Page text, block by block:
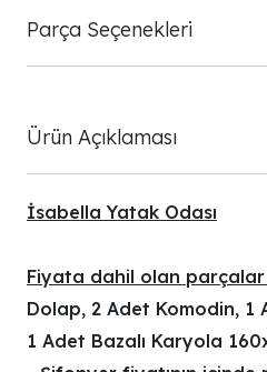
Parça Seçenekleri
Ürün Açıklaması
İsabella Yatak Odası
Fiyata dahil olan parçalar
Dolap, 2 Adet Komodin, 1
1 Adet Bazalı Karyola